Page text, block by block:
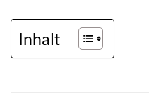
Inhalt